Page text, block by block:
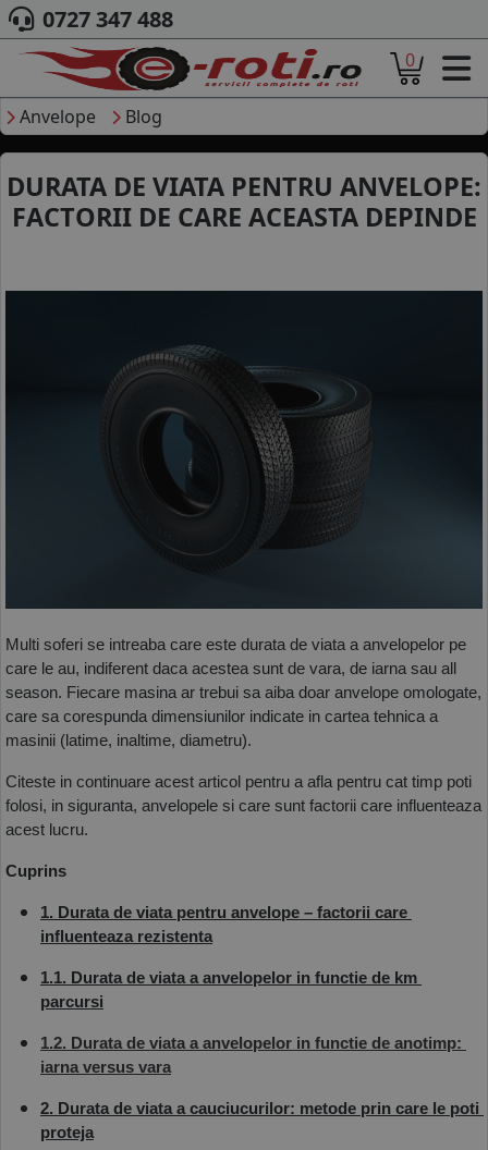
ACASA
DESPRE NOI
ANVELOPE
CAMION
MOTO
DIMENSIUNI
MARCA AUTO
BLOG
B2B - COLABORARE COMPANII
CONT
CONTACT
COS (0 PRODUSE
0727 347 488
0
Anvelope Blog
DURATA DE VIATA PENTRU ANVELOPE:
FACTORII DE CARE ACEASTA DEPINDE
Multi soferi se intreaba care este durata de viata a anvelopelor pe
care le au, indiferent daca acestea sunt de vara, de iarna sau all
season. Fiecare masina ar trebui sa aiba doar anvelope omologate,
care sa corespunda dimensiunilor indicate in cartea tehnica a
masinii (latime, inaltime, diametru).
Citeste in continuare acest articol pentru a afla pentru cat timp poti
folosi, in siguranta, anvelopele si care sunt factorii care influenteaza
acest lucru.
Cuprins
1. Durata de viata pentru anvelope – factorii care
influenteaza rezistenta
1.1. Durata de viata a anvelopelor in functie de km
parcursi
1.2. Durata de viata a anvelopelor in functie de anotimp:
iarna versus vara
2. Durata de viata a cauciucurilor: metode prin care le poti
proteja